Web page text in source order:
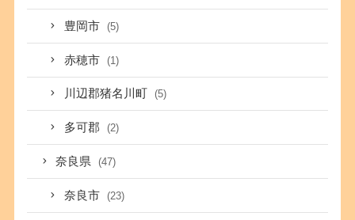
豊岡市 (5)
赤穂市 (1)
川辺郡猪名川町 (5)
多可郡 (2)
奈良県 (47)
奈良市 (23)